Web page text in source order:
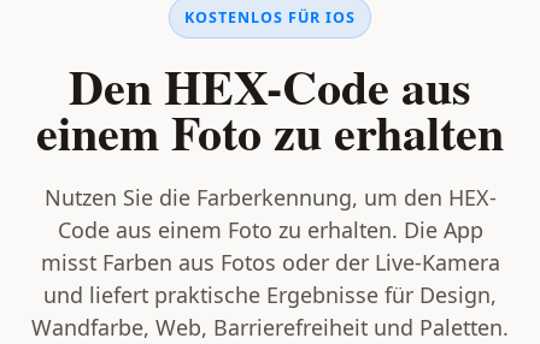
KOSTENLOS FÜR IOS
Den HEX-Code aus
einem Foto zu erhalten
Nutzen Sie die Farberkennung, um den HEX-
Code aus einem Foto zu erhalten. Die App
misst Farben aus Fotos oder der Live-Kamera
und liefert praktische Ergebnisse für Design,
Wandfarbe, Web, Barrierefreiheit und Paletten.